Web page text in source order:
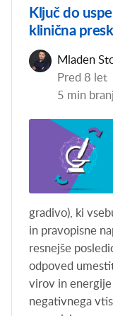
Ključ do
klinična
Mladen
Pred 8 let
5 min
gradivo), ki
in pravopisne
resnejše
odpoved
virov in energije
negativnega